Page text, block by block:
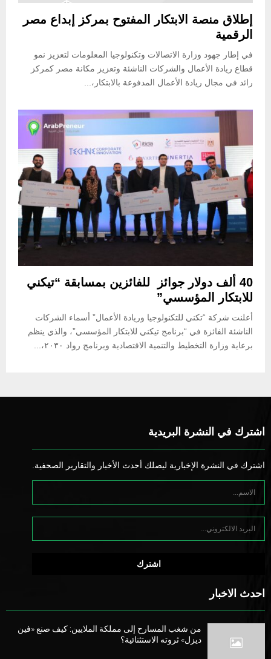
إطلاق منصة الابتكار المفتوح بمركز إبداع مصر
الرقمية
في إطار جهود وزارة الاتصالات وتكنولوجيا المعلومات لتعزيز نمو
قطاع ريادة الأعمال والشركات الناشئة وتعزيز مكانة مصر كمركز
رائد في مجال ريادة الأعمال المدفوعة بالابتكار،...
40 ألف دولار جوائز للفائزين بمسابقة “تيكني
للابتكار المؤسسي”
أعلنت شركة “تكني للتكنولوجيا وريادة الأعمال” أسماء الشركات
الناشئة الفائزة في “برنامج تيكني للابتكار المؤسسي”، والذي ينظم
برعاية وزارة التخطيط والتنمية الاقتصادية وبرنامج رواد ٢٠٣٠،...
اشترك في النشرة البريدية
اشترك في النشرة الإخبارية ليصلك أحدث الأخبار والتقارير الصحفية.
احدث الاخبار
من شغب المسارح إلى مملكة الملايين: كيف صنع «فين
ديزل» ثروته الاستثنائية؟